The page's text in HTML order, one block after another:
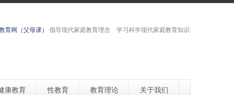
育网（父母课） 倡导现代家庭教育理念 学习科学现代家庭教育知识
康教育 性教育 教育理论 关于我们